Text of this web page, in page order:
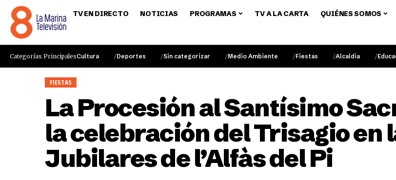
TV EN DIRECTO NOTICIAS PROGRAMAS TV A LA CARTA QUIÉNES SOMOS
Categorías PrincipalesCultura Deportes Sin categorizar Medio Ambiente Fiestas Alcaldia
FIESTAS
La Procesión al Santísimo
la celebración del Trisagio en
Jubilares de l’Alfàs del Pi